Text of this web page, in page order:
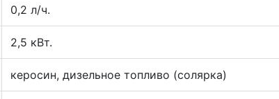
0,2 л/ч.
2,5 кВт.
керосин, дизельное топливо (солярка)